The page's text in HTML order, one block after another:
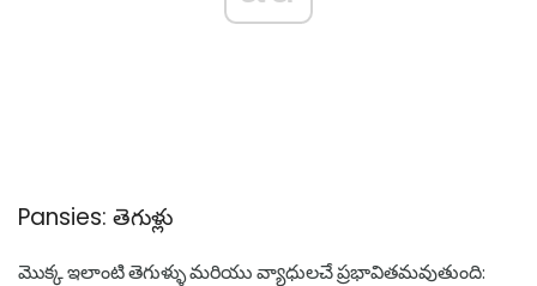
Pansies: తెగుళ్లు
మొక్క ఇలాంటి తెగుళ్ళు మరియు వ్యాధులచే ప్రభావితమవుతుంది: